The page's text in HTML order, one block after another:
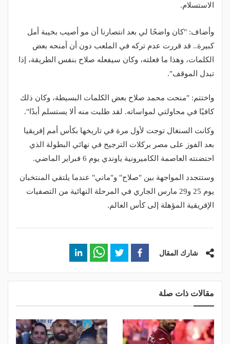
الاستسلام.
وأضاف: "كان واضحًا لي بعد انتصارنا أن مو أصيب بخيبة أمل
كبيرة.. قد قررت عدم تركه في الملعب دون أن أمنحه بعض
الكلمات، وهذا ما فعلته، وكان سيفعله صلاح بنفس الطريقة، إذا
تبدل الموقف".
واختتم: "منحت محمد صلاح بعض الكلمات البسيطة، وكان ذلك
كافيًا في محاولتي لمواساته. لقد طلبت منه ألا يستسلم أبدًا".
وكانت السنغال توجت لأول مرة في تاريخها بكأس أمم إفريقيا
بعد الفوز على مصر بركلات الترجيح في نهائي البطولة الذي
احتضنته العاصمة الكاميرونية ياوندي يوم 6 فبراير الماضي.
وستتجدد المواجهة بين "صلاح" و"ماني" عندما يلتقي المنتخبان
يوم 25 و29 مارس الجاري في المرحلة النهائية من التصفيات
الإفريقية المؤهلة إلى كأس العالم.
شارك المقال
مقالات ذات صلة